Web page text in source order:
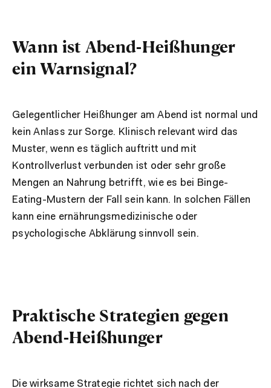
Wann ist Abend-Heißhunger
ein Warnsignal?
Gelegentlicher Heißhunger am Abend ist normal und
kein Anlass zur Sorge. Klinisch relevant wird das
Muster, wenn es täglich auftritt und mit
Kontrollverlust verbunden ist oder sehr große
Mengen an Nahrung betrifft, wie es bei Binge-
Eating-Mustern der Fall sein kann. In solchen Fällen
kann eine ernährungsmedizinische oder
psychologische Abklärung sinnvoll sein.
Praktische Strategien gegen
Abend-Heißhunger
Die wirksame Strategie richtet sich nach der